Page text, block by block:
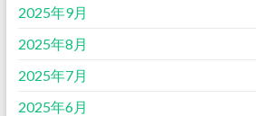
2025年9月
2025年8月
2025年7月
2025年6月